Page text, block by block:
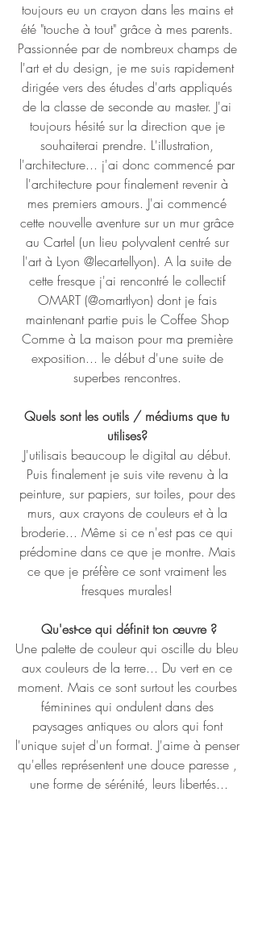
toujours eu un crayon dans les mains et
été "touche à tout" grâce à mes parents.
Passionnée par de nombreux champs de
l'art et du design, je me suis rapidement
dirigée vers des études d'arts appliqués
de la classe de seconde au master. J'ai
toujours hésité sur la direction que je
souhaiterai prendre. L'illustration,
l'architecture... j'ai donc commencé par
l'architecture pour finalement revenir à
mes premiers amours. J'ai commencé
cette nouvelle aventure sur un mur grâce
au Cartel (un lieu polyvalent centré sur
l'art à Lyon @lecartellyon). A la suite de
cette fresque j'ai rencontré le collectif
OMART (@omartlyon) dont je fais
maintenant partie puis le Coffee Shop
Comme à La maison pour ma première
exposition... le début d'une suite de
superbes rencontres.
Quels sont les outils / médiums que tu
utilises?
J'utilisais beaucoup le digital au début.
Puis finalement je suis vite revenu à la
peinture, sur papiers, sur toiles, pour des
murs, aux crayons de couleurs et à la
broderie... Même si ce n'est pas ce qui
prédomine dans ce que je montre. Mais
ce que je préfère ce sont vraiment les
fresques murales!
Qu'est-ce qui définit ton œuvre ?
Une palette de couleur qui oscille du bleu
aux couleurs de la terre... Du vert en ce
moment. Mais ce sont surtout les courbes
féminines qui ondulent dans des
paysages antiques ou alors qui font
l'unique sujet d'un format. J'aime à penser
qu'elles représentent une douce paresse ,
une forme de sérénité, leurs libertés...